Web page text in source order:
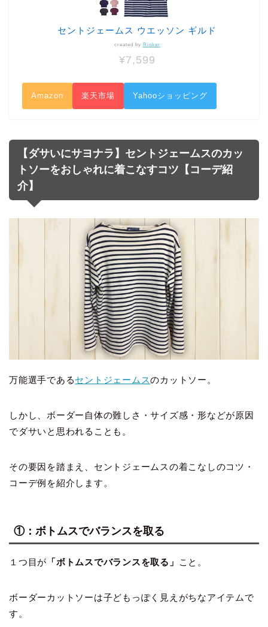
セントジェームス ウエッソン ギルド
created by Rinker
¥7,599
Amazon 楽天市場 Yahooショッピング
【ダサいにサヨナラ】セントジェームスのカッ
トソーをおしゃれに着こなすコツ【コーデ紹
介】
万能選手であるセントジェームスのカットソー。
しかし、ボーダー自体の難しさ・サイズ感・形などが原因
でダサいと思われることも。
その要因を踏まえ、セントジェームスの着こなしのコツ・
コーデ例を紹介します。
①：ボトムスでバランスを取る
１つ目が 「ボトムスでバランスを取る」 こと。
ボーダーカットソーは子どもっぽく見えがちなアイテムで
す。